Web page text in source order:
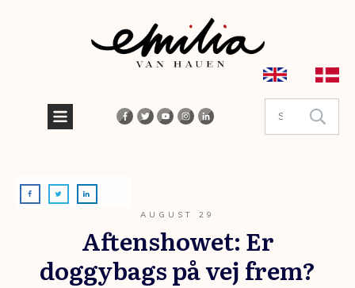
AUGUST 29
Aftenshowet: Er
doggybags på vej frem?